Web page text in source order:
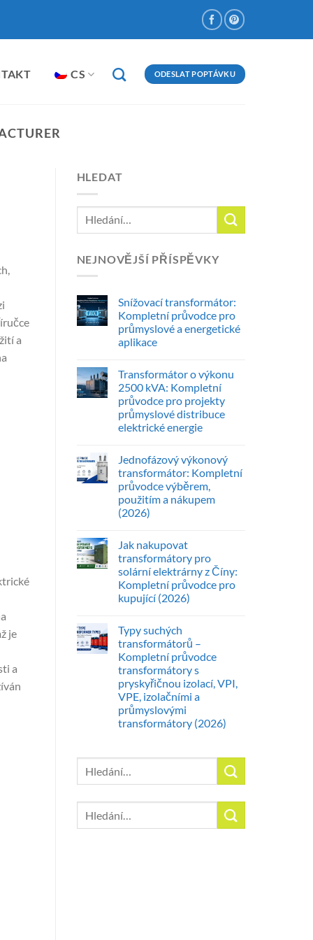
CS ODESLAT POPTÁVKU
a
je
a
HLEDAT
NEJNOVĚJŠÍ PŘÍSPĚVKY
Snížovací transformátor:
Kompletní průvodce pro
průmyslové a energetické
aplikace
Transformátor o výkonu
2500 kVA: Kompletní
průvodce pro projekty
průmyslové distribuce
elektrické energie
Jednofázový výkonový
transformátor: Kompletní
průvodce výběrem,
použitím a nákupem
(2026)
Jak nakupovat
transformátory pro
solární elektrárny z Číny:
Kompletní průvodce pro
kupující (2026)
Typy suchých
transformátorů –
Kompletní průvodce
transformátory s
pryskyřičnou izolací, VPI,
VPE, izolačními a
průmyslovými
transformátory (2026)